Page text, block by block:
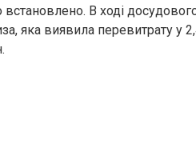
В ході
яка виявила перевитрату у